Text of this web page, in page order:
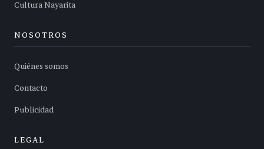
Cultura Nayarita
NOSOTROS
Quiénes somos
Contacto
Publicidad
LEGAL